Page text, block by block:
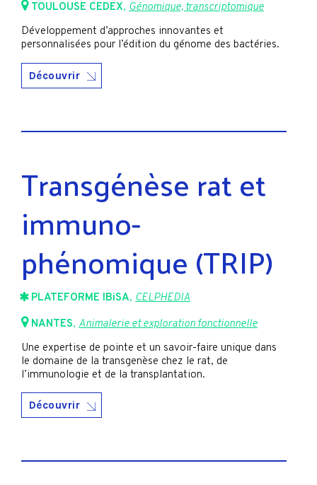
TOULOUSE CEDEX, Génomique, transcriptomique
Développement d’approches innovantes et
personnalisées pour l’édition du génome des bactéries.
Découvrir
Transgénèse rat et
immuno-
phénomique (TRIP)
PLATEFORME IBiSA, CELPHEDIA
NANTES, Animalerie et exploration fonctionnelle
Une expertise de pointe et un savoir-faire unique dans
le domaine de la transgenèse chez le rat, de
l’immunologie et de la transplantation.
Découvrir